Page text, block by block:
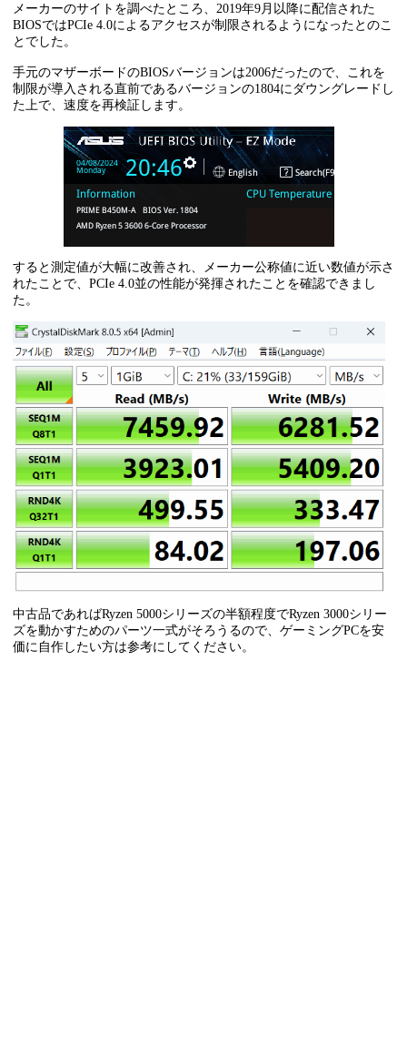
メーカーのサイトを調べたところ、2019年9月以降に配信された
BIOSではPCIe 4.0によるアクセスが制限されるようになったとのこ
とでした。
手元のマザーボードのBIOSバージョンは2006だったので、これを
制限が導入される直前であるバージョンの1804にダウングレードし
た上で、速度を再検証します。
すると測定値が大幅に改善され、メーカー公称値に近い数値が示さ
れたことで、PCIe 4.0並の性能が発揮されたことを確認できまし
た。
中古品であればRyzen 5000シリーズの半額程度でRyzen 3000シリー
ズを動かすためのパーツ一式がそろうるので、ゲーミングPCを安
価に自作したい方は参考にしてください。